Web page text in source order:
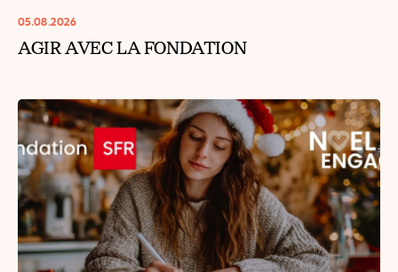
05.08.2026
AGIR AVEC LA FONDATION